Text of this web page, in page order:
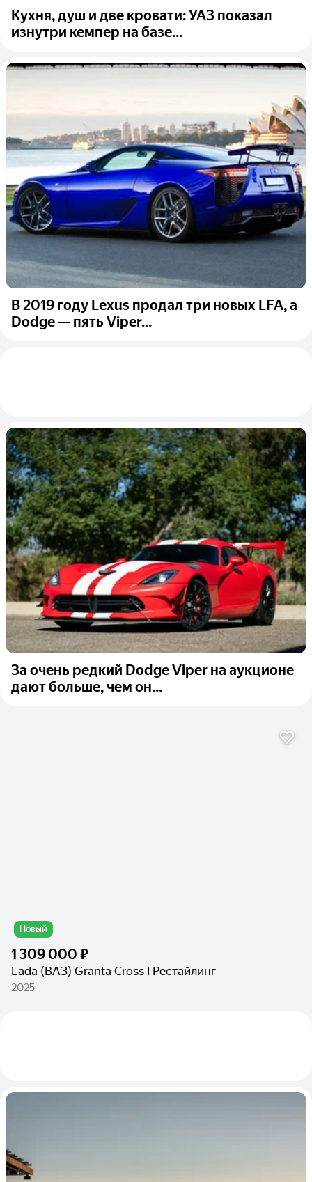
Кухня, душ и две кровати: УАЗ показал
изнутри кемпер на базе...
В 2019 году Lexus продал три новых LFA, а
Dodge — пять Viper...
За очень редкий Dodge Viper на аукционе
дают больше, чем он...
Новый
1 309 000 ₽
Lada (ВАЗ) Granta Cross I Рестайлинг
2025